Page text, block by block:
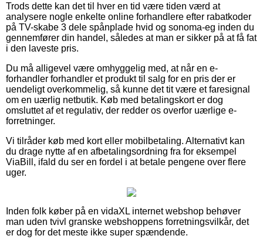
Trods dette kan det til hver en tid være tiden værd at
analysere nogle enkelte online forhandlere efter rabatkoder
på TV-skabe 3 dele spånplade hvid og sonoma-eg inden du
gennemfører din handel, således at man er sikker på at få fat
i den laveste pris.
Du må alligevel være omhyggelig med, at når en e-
forhandler forhandler et produkt til salg for en pris der er
uendeligt overkommelig, så kunne det tit være et faresignal
om en uærlig netbutik. Køb med betalingskort er dog
omsluttet af et regulativ, der redder os overfor uærlige e-
forretninger.
Vi tilråder køb med kort eller mobilbetaling. Alternativt kan
du drage nytte af en afbetalingsordning fra for eksempel
ViaBill, ifald du ser en fordel i at betale pengene over flere
uger.
Inden folk køber på en vidaXL internet webshop behøver
man uden tvivl granske webshoppens forretningsvilkår, det
er dog for det meste ikke super spændende.